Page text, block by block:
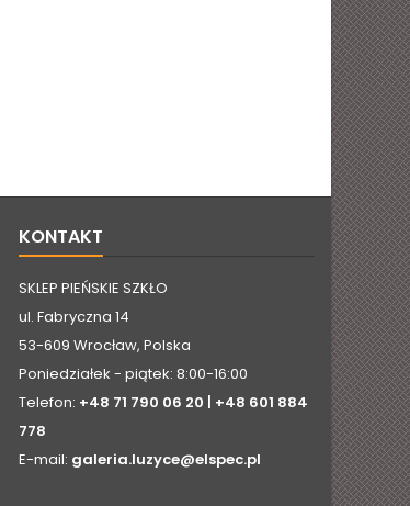
KONTAKT
SKLEP PIEŃSKIE SZKŁO
ul. Fabryczna 14
53-609 Wrocław, Polska
Poniedziałek - piątek: 8:00-16:00
Telefon: +48 71 790 06 20 | +48 601 884
778
E-mail: galeria.luzyce@elspec.pl